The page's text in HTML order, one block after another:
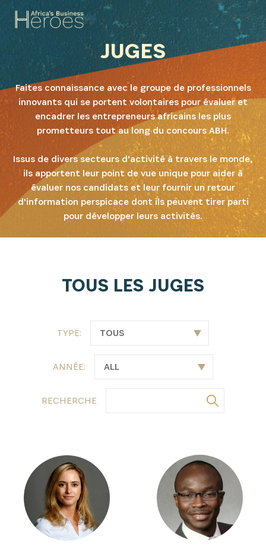
JUGES
Faites connaissance avec le groupe de professionnels
innovants qui se portent volontaires pour évaluer et
encadrer les entrepreneurs africains les plus
prometteurs tout au long du concours ABH.
Issus de divers secteurs d'activité à travers le monde,
ils apportent leur point de vue unique pour aider à
évaluer nos candidats et leur fournir un retour
d'information perspicace dont ils peuvent tirer parti
pour développer leurs activités.
TOUS LES JUGES
TYPE:
ANNÉE:
RECHERCHE